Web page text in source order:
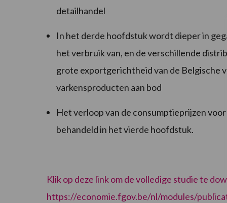
detailhandel
In het derde hoofdstuk wordt dieper in
het verbruik van, en de verschillende
grote exportgerichtheid van de Belgische
varkensproducten aan bod
Het verloop van de consumptieprijzen
behandeld in het vierde hoofdstuk.
Klik op deze link om de volledige studie te
https://economie.fgov.be/nl/modules/